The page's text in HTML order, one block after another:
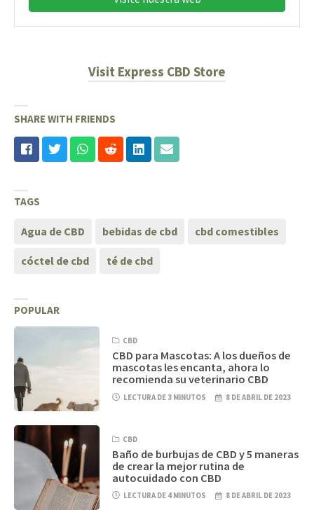
Visit Express CBD Store
SHARE WITH FRIENDS
TAGS
Agua de CBD bebidas de cbd cbd comestibles
cóctel de cbd té de cbd
POPULAR
CBD
CBD para Mascotas: A los dueños de
mascotas les encanta, ahora lo
recomienda su veterinario CBD
LECTURA DE 3 MINUTOS 8 DE ABRIL DE 2023
CBD
Baño de burbujas de CBD y 5 maneras
de crear la mejor rutina de
autocuidado con CBD
LECTURA DE 4 MINUTOS 8 DE ABRIL DE 2023